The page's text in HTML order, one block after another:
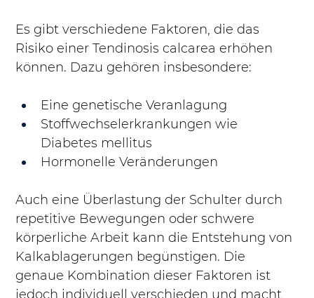
Es gibt verschiedene Faktoren, die das
Risiko einer Tendinosis calcarea erhöhen
können. Dazu gehören insbesondere:
Eine genetische Veranlagung
Stoffwechselerkrankungen wie
Diabetes mellitus
Hormonelle Veränderungen
Auch eine Überlastung der Schulter durch
repetitive Bewegungen oder schwere
körperliche Arbeit kann die Entstehung von
Kalkablagerungen begünstigen. Die
genaue Kombination dieser Faktoren ist
jedoch individuell verschieden und macht